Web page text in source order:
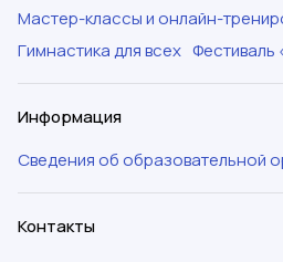
Мастер-классы и онлайн-
Гимнастика для всех Фестиваль
Информация
Сведения об образовательной
Контакты